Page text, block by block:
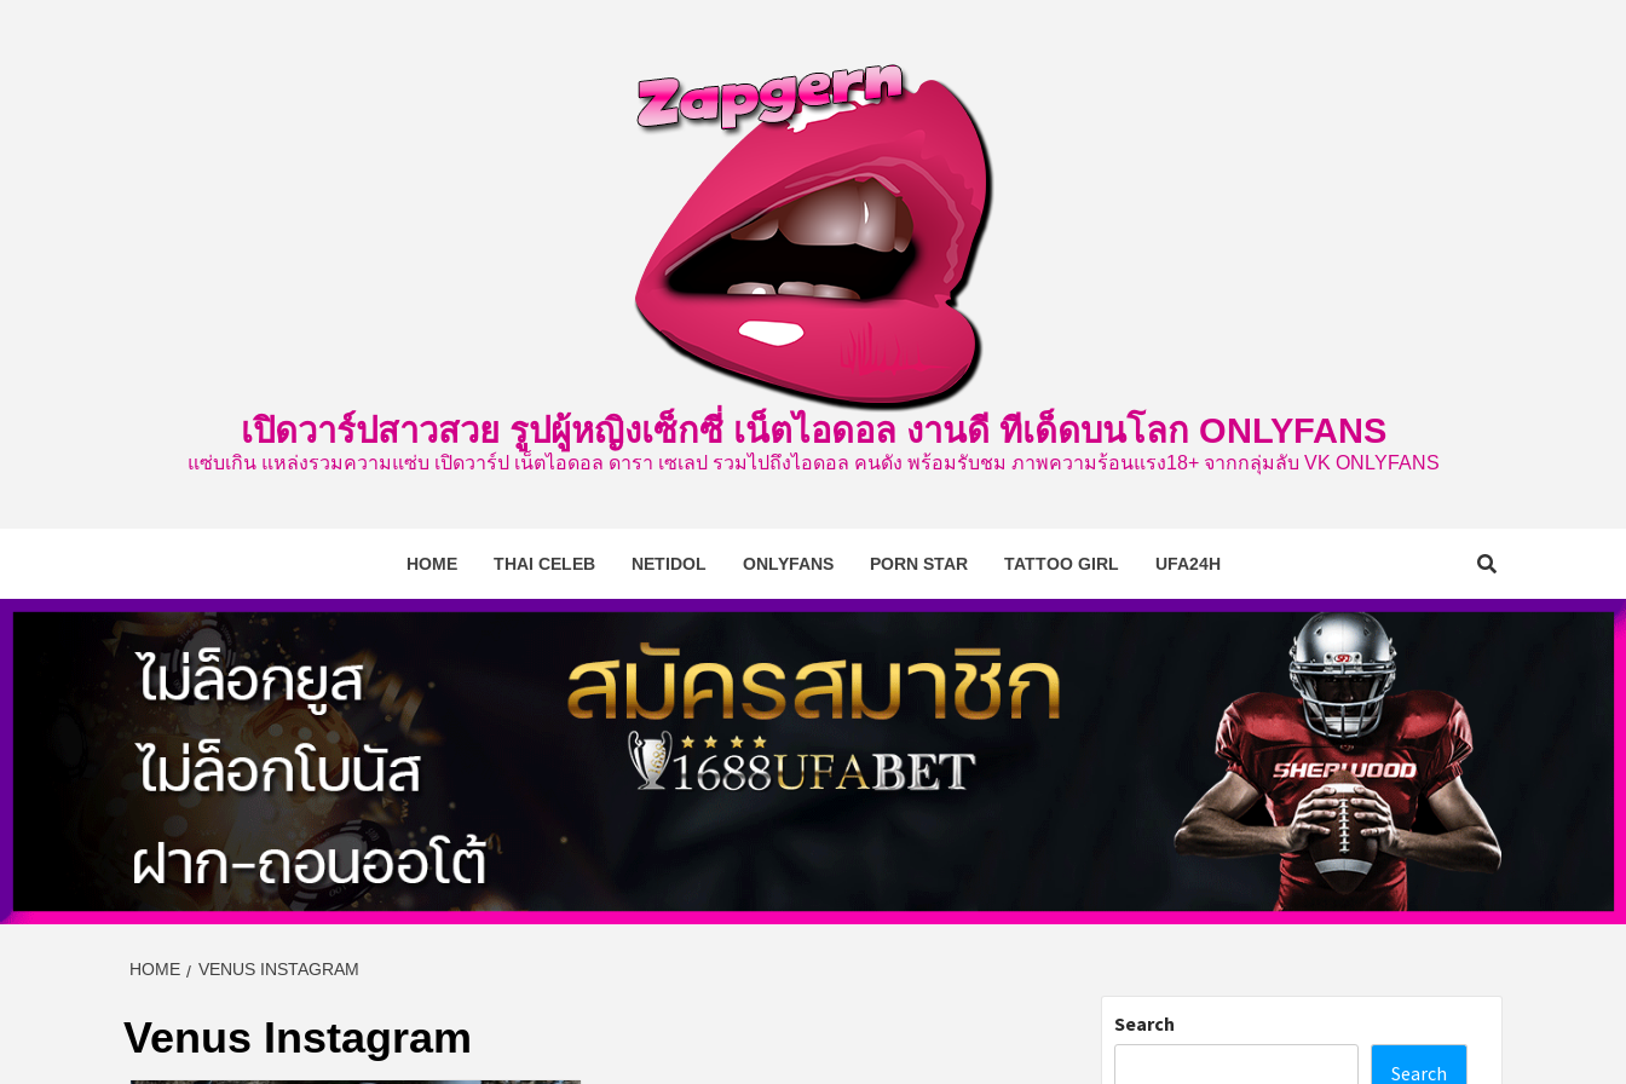
เปิดวาร์ปสาวสวย รูปผู้หญิงเซ็กซี่ เน็ตไอดอล งานดี ทีเด็ดบนโลก ONLYFANS
แซ่บเกิน แหล่งรวมความแซ่บ เปิดวาร์ป เน็ตไอดอล ดารา เซเลป รวมไปถึงไอดอล คนดัง พร้อมรับชม ภาพความร้อนแรง18+ จากกลุ่มลับ VK ONLYFANS
HOME THAI CELEB NETIDOL ONLYFANS PORN STAR TATTOO GIRL UFA24H
HOME VENUS INSTAGRAM
Venus Instagram Search
Search